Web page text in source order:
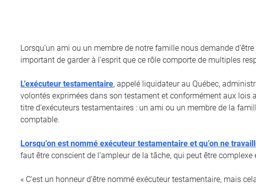
Lorsqu’un ami ou un membre de notre famille nous demande d’être
important de garder à l’esprit que ce rôle comporte de multiples
L’exécuteur testamentaire, appelé liquidateur au Québec,
volontés exprimées dans son testament et conformément aux lois
titre d’exécuteurs testamentaires : un ami ou un membre de la
comptable.
Lorsqu’on est nommé exécuteur testamentaire et qu’on ne
faut être conscient de l’ampleur de la tâche, qui peut être
« C’est un honneur d’être nommé exécuteur testamentaire, mais